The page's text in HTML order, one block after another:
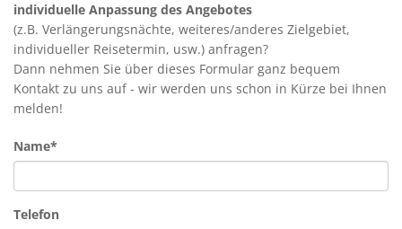
individuelle Anpassung des Angebotes
(z.B. Verlängerungsnächte, weiteres/anderes Zielgebiet,
individueller Reisetermin, usw.) anfragen?
Dann nehmen Sie über dieses Formular ganz bequem
Kontakt zu uns auf - wir werden uns schon in Kürze bei Ihnen
melden!
Name*
Telefon